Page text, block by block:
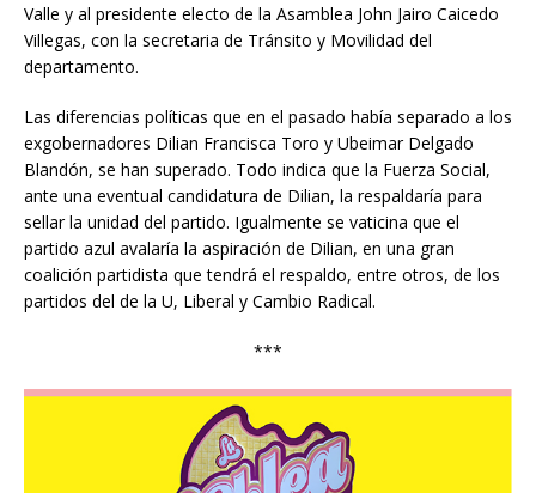
Valle y al presidente electo de la Asamblea John Jairo Caicedo
Villegas, con la secretaria de Tránsito y Movilidad del
departamento.
Las diferencias políticas que en el pasado había separado a los
exgobernadores Dilian Francisca Toro y Ubeimar Delgado
Blandón, se han superado. Todo indica que la Fuerza Social,
ante una eventual candidatura de Dilian, la respaldaría para
sellar la unidad del partido. Igualmente se vaticina que el
partido azul avalaría la aspiración de Dilian, en una gran
coalición partidista que tendrá el respaldo, entre otros, de los
partidos del de la U, Liberal y Cambio Radical.
***